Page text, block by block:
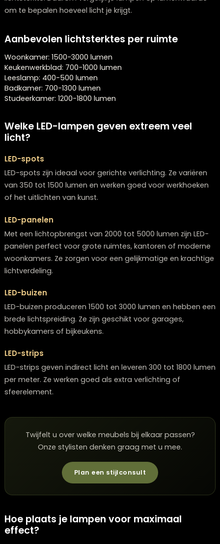
Zwolle.
Lumen staat voor lichtopbrengst, watt voor
energieverbruik. Een oude 60W gloeilamp geeft rond
lumen. Een LED-lamp met 8 tot 10 watt levert dezelfde
lichtsterkte. Daarom vergelijk je lampen op
om te bepalen hoeveel licht je krijgt.
Aanbevolen lichtsterktes per ruimte
Keukenwerkblad: 700-1000 lumen
Leeslamp: 400-500 lumen
Badkamer: 700-1300 lumen
Studeerkamer: 1200-1800 lumen
Welke LED-lampen geven extreem veel
licht?
LED-spots
LED-spots zijn ideaal voor gerichte verlichting. Ze
van 350 tot 1500 lumen en werken goed voor
of het uitlichten van kunst.
LED-panelen
panelen perfect voor grote ruimtes, kantoren of
woonkamers. Ze zorgen voor een gelijkmatige en
lichtverdeling.
brede lichtspreiding. Ze zijn geschikt voor garages,
hobbykamers of bijkeukens.
LED-strips geven indirect licht en leveren 300 tot 1800
sfeerelement.